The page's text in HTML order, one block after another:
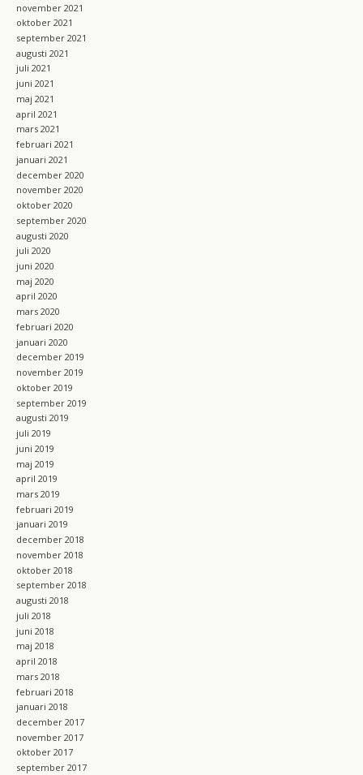
november 2021
oktober 2021
september 2021
augusti 2021
juli 2021
juni 2021
maj 2021
april 2021
mars 2021
februari 2021
januari 2021
december 2020
november 2020
oktober 2020
september 2020
augusti 2020
juli 2020
juni 2020
maj 2020
april 2020
mars 2020
februari 2020
januari 2020
december 2019
november 2019
oktober 2019
september 2019
augusti 2019
juli 2019
juni 2019
maj 2019
april 2019
mars 2019
februari 2019
januari 2019
december 2018
november 2018
oktober 2018
september 2018
augusti 2018
juli 2018
juni 2018
maj 2018
april 2018
mars 2018
februari 2018
januari 2018
december 2017
november 2017
oktober 2017
september 2017